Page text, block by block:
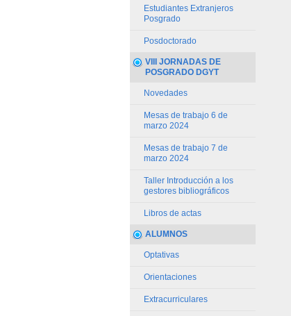
Estudiantes Extranjeros
Posgrado
Posdoctorado
VIII JORNADAS DE
POSGRADO DGYT
Novedades
Mesas de trabajo 6 de
marzo 2024
Mesas de trabajo 7 de
marzo 2024
Taller Introducción a los
gestores bibliográficos
Libros de actas
ALUMNOS
Optativas
Orientaciones
Extracurriculares